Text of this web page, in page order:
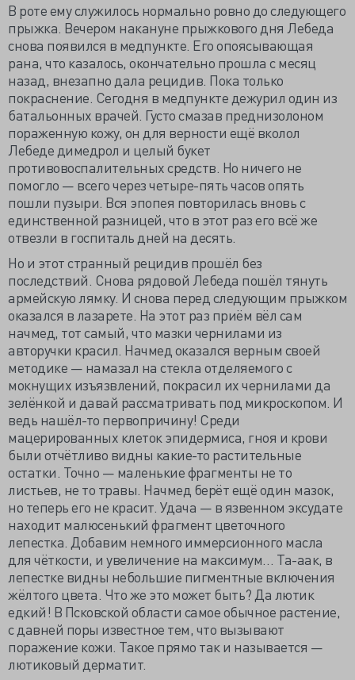
В роте ему служилось нормально ровно до следующего
прыжка. Вечером накануне прыжкового дня Лебеда
снова появился в медпункте. Его опоясывающая
рана, что казалось, окончательно прошла с месяц
назад, внезапно дала рецидив. Пока только
покраснение. Сегодня в медпункте дежурил один из
батальонных врачей. Густо смазав преднизолоном
пораженную кожу, он для верности ещё вколол
Лебеде димедрол и целый букет
противовоспалительных средств. Но ничего не
помогло — всего через четыре-пять часов опять
пошли пузыри. Вся эпопея повторилась вновь с
единственной разницей, что в этот раз его всё же
отвезли в госпиталь дней на десять.
Но и этот странный рецидив прошёл без
последствий. Снова рядовой Лебеда пошёл тянуть
армейскую лямку. И снова перед следующим прыжком
оказался в лазарете. На этот раз приём вёл сам
начмед, тот самый, что мазки чернилами из
авторучки красил. Начмед оказался верным своей
методике — намазал на стекла отделяемого с
мокнущих изъязвлений, покрасил их чернилами да
зелёнкой и давай рассматривать под микроскопом. И
ведь нашёл-то первопричину! Среди
мацерированных клеток эпидермиса, гноя и крови
были отчётливо видны какие-то растительные
остатки. Точно — маленькие фрагменты не то
листьев, не то травы. Начмед берёт ещё один мазок,
но теперь его не красит. Удача — в язвенном эксудате
находит малюсенький фрагмент цветочного
лепестка. Добавим немного иммерсионного масла
для чёткости, и увеличение на максимум… Та-аак, в
лепестке видны небольшие пигментные включения
жёлтого цвета. Что же это может быть? Да лютик
едкий! В Псковской области самое обычное растение,
с давней поры известное тем, что вызывают
поражение кожи. Такое прямо так и называется —
лютиковый дерматит.